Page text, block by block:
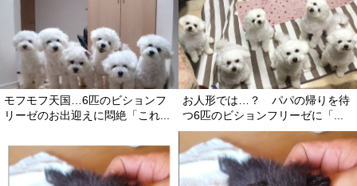
モフモフ天国…6匹のビションフ
リーゼのお出迎えに悶絶「これ...
お人形では…？ パパの帰りを待
つ6匹のビションフリーゼに「...